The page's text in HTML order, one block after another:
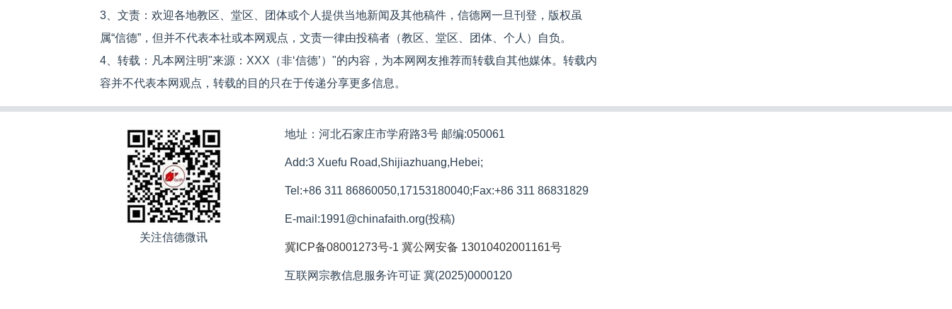
3、文责：欢迎各地教区、堂区、团体或个人提供当地新闻及其他稿件，信德网一旦刊登，版权虽
属“信德”，但并不代表本社或本网观点，文责一律由投稿者（教区、堂区、团体、个人）自负。
4、转载：凡本网注明"来源：XXX（非‘信德’）"的内容，为本网网友推荐而转载自其他媒体。转载内
容并不代表本网观点，转载的目的只在于传递分享更多信息。
关注信德微讯
地址：河北石家庄市学府路3号 邮编:050061
Add:3 Xuefu Road,Shijiazhuang,Hebei;
Tel:+86 311 86860050,17153180040;Fax:+86 311 86831829
E-mail:1991@chinafaith.org(投稿)
冀ICP备08001273号-1 冀公网安备 13010402001161号
互联网宗教信息服务许可证 冀(2025)0000120